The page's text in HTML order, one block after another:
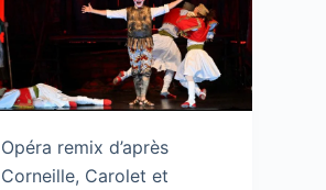
Opéra remix d’après
Corneille, Carolet et